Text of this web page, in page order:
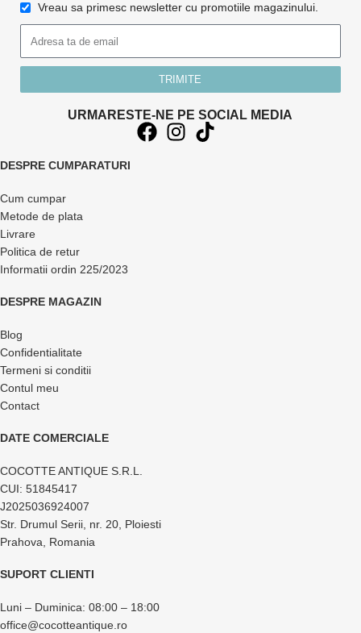
Vreau sa primesc newsletter cu promotiile magazinului.
TRIMITE
URMARESTE-NE PE SOCIAL MEDIA
DESPRE CUMPARATURI
Cum cumpar
Metode de plata
Livrare
Politica de retur
Informatii ordin 225/2023
DESPRE MAGAZIN
Blog
Confidentialitate
Termeni si conditii
Contul meu
Contact
DATE COMERCIALE
COCOTTE ANTIQUE S.R.L.
CUI: 51845417
J2025036924007
Str. Drumul Serii, nr. 20, Ploiesti
Prahova, Romania
SUPORT CLIENTI
Luni – Duminica: 08:00 – 18:00
office@cocotteantique.ro